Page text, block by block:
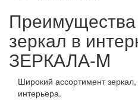
Преимущества
зеркал в
ЗЕРКАЛА-M
Широкий ассортимент
интерьера.